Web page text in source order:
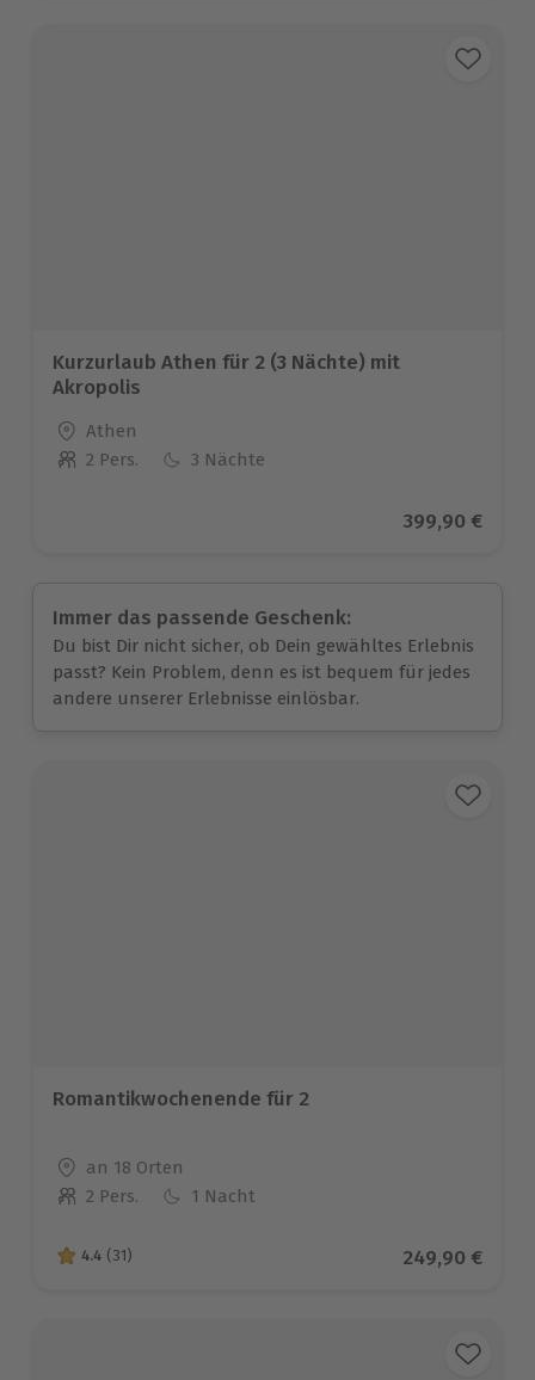
Kurzurlaub Athen für 2 (3 Nächte) mit
Akropolis
Standort
Athen
Anzahl der Teilnehmer
2 Pers. 3 Nächte
Aktueller
399,90 €
Immer das passende Geschenk:
Du bist Dir nicht sicher, ob Dein gewähltes Erlebnis
passt? Kein Problem, denn es ist bequem für jedes
andere unserer Erlebnisse einlösbar.
Romantikwochenende für 2
Standort
an 18 Orten
Anzahl der Teilnehmer
2 Pers. 1 Nacht
4.4 von 5 Sternen basierend auf 31 Bewertungen
4.4 (31) Aktueller
249,90 €